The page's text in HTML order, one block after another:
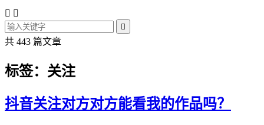
 

共 443 篇文章
标签：关注
抖音关注对方对方能看我的作品吗？